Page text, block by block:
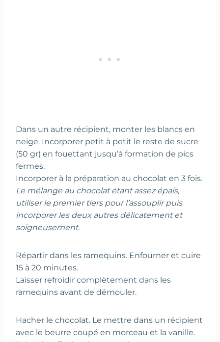
Dans un autre récipient, monter les blancs en
neige. Incorporer petit à petit le reste de sucre
(50 gr) en fouettant jusqu’à formation de pics
fermes.
Incorporer à la préparation au chocolat en 3 fois.
Le mélange au chocolat étant assez épais,
utiliser le premier tiers pour l’assouplir puis
incorporer les deux autres délicatement et
soigneusement.
Répartir dans les ramequins. Enfourner et cuire
15 à 20 minutes.
Laisser refroidir complètement dans les
ramequins avant de démouler.
Hacher le chocolat. Le mettre dans un récipient
avec le beurre coupé en morceau et la vanille.